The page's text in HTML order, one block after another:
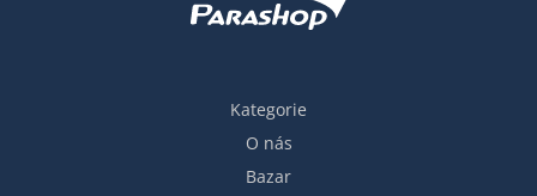
Kategorie
O nás
Bazar